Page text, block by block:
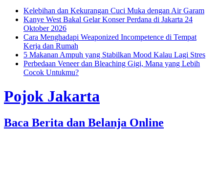
Kelebihan dan Kekurangan Cuci Muka dengan Air Garam
Kanye West Bakal Gelar Konser Perdana di Jakarta 24
Oktober 2026
Cara Menghadapi Weaponized Incompetence di Tempat
Kerja dan Rumah
5 Makanan Ampuh yang Stabilkan Mood Kalau Lagi Stres
Perbedaan Veneer dan Bleaching Gigi, Mana yang Lebih
Cocok Untukmu?
Pojok Jakarta
Baca Berita dan Belanja Online